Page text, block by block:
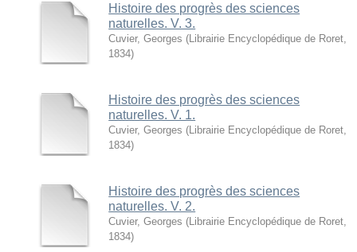
Histoire des progrès des sciences
naturelles. V. 3.
Cuvier, Georges ( Librairie Encyclopédique de Roret
1834)
Histoire des progrès des sciences
naturelles. V. 1.
Cuvier, Georges ( Librairie Encyclopédique de Roret
1834)
Histoire des progrès des sciences
naturelles. V. 2.
Cuvier, Georges ( Librairie Encyclopédique de Roret
1834)